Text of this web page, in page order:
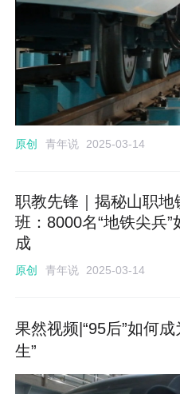
原创 青年说 2025-03-14
职教先锋｜揭秘山职地
班：8000名“地铁尖兵”
成
原创 青年说 2025-03-14
果然视频|“95后”如何
生”